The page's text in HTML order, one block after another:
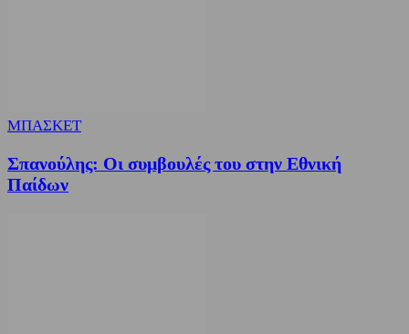
ΜΠΑΣΚΕΤ
Σπανούλης: Οι συμβουλές του στην Εθνική
Παίδων